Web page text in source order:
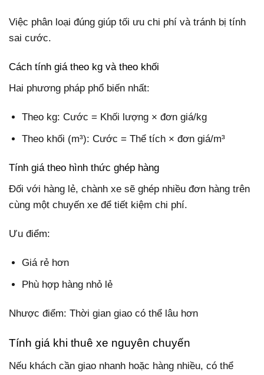
Việc phân loại đúng giúp tối ưu chi phí và tránh bị tính
sai cước.
Cách tính giá theo kg và theo khối
Hai phương pháp phổ biến nhất:
Theo kg: Cước = Khối lượng × đơn giá/kg
Theo khối (m³): Cước = Thể tích × đơn giá/m³
Tính giá theo hình thức ghép hàng
Đối với hàng lẻ, chành xe sẽ ghép nhiều đơn hàng trên
cùng một chuyến xe để tiết kiệm chi phí.
Ưu điểm:
Giá rẻ hơn
Phù hợp hàng nhỏ lẻ
Nhược điểm: Thời gian giao có thể lâu hơn
Tính giá khi thuê xe nguyên chuyến
Nếu khách cần giao nhanh hoặc hàng nhiều, có thể